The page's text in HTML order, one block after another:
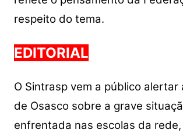
respeito do tema.
EDITORIAL
O Sintrasp vem a público alertar
de Osasco sobre a grave
enfrentada nas escolas da